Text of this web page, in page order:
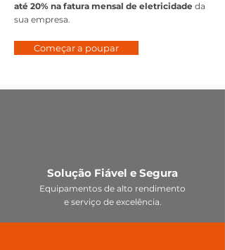
até 20% na fatura mensal de eletricidade da
sua empresa.
Começar a poupar
Solução Fiável e Segura
Equipamentos de alto rendimento
e serviço de excelência.